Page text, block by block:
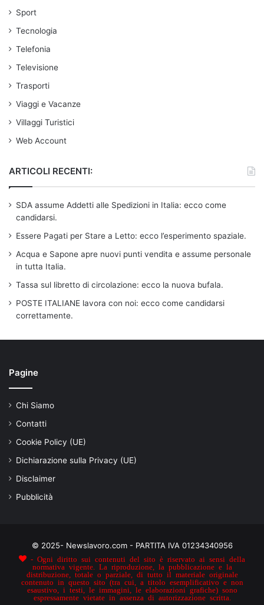
Sport
Tecnologia
Telefonia
Televisione
Trasporti
Viaggi e Vacanze
Villaggi Turistici
Web Account
ARTICOLI RECENTI:
SDA assume Addetti alle Spedizioni in Italia: ecco come
candidarsi.
Essere Pagati per Stare a Letto: ecco l’esperimento spaziale.
Acqua e Sapone apre nuovi punti vendita e assume personale
in tutta Italia.
Tassa sul libretto di circolazione: ecco la nuova bufala.
POSTE ITALIANE lavora con noi: ecco come candidarsi
correttamente.
Pagine
Chi Siamo
Contatti
Cookie Policy (UE)
Dichiarazione sulla Privacy (UE)
Disclaimer
Pubblicità
© 2025- Newslavoro.com - PARTITA IVA 01234340956
- Ogni diritto sui contenuti del sito è riservato ai sensi della
normativa vigente. La riproduzione, la pubblicazione e la
distribuzione, totale o parziale, di tutto il materiale originale
contenuto in questo sito (tra cui, a titolo esemplificativo e non
esaustivo, i testi, le immagini, le elaborazioni grafiche) sono
espressamente vietate in assenza di autorizzazione scritta.